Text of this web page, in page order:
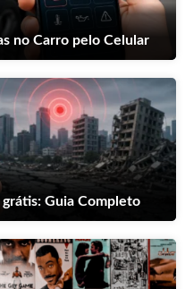
no Carro pelo Celular
Guia Completo